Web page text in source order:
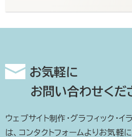
お気軽に
お問い合わせくだ
ウェブサイト制作・グラフィック・
は、コンタクトフォームよりお気軽